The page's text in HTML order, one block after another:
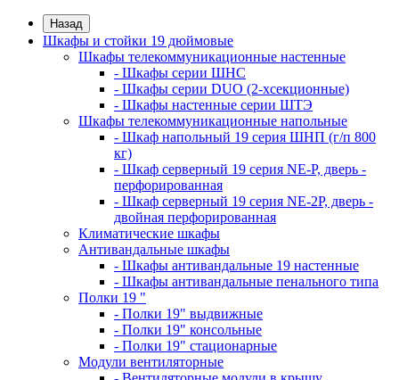
Назад
Шкафы и стойки 19 дюймовые
Шкафы телекоммуникационные настенные
- Шкафы серии ШНС
- Шкафы серии DUO (2-хсекционные)
- Шкафы настенные серии ШТЭ
Шкафы телекоммуникационные напольные
- Шкаф напольный 19 серия ШНП (г/п 800
кг)
- Шкаф серверный 19 серия NE-P, дверь -
перфорированная
- Шкаф серверный 19 серия NE-2P, дверь -
двойная перфорированная
Климатические шкафы
Антивандальные шкафы
- Шкафы антивандальные 19 настенные
- Шкафы антивандальные пенального типа
Полки 19 "
- Полки 19" выдвижные
- Полки 19" консольные
- Полки 19" стационарные
Модули вентиляторные